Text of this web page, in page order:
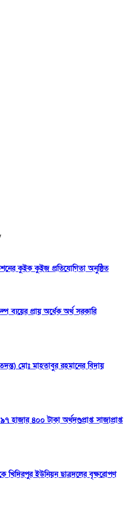
কুইক কুইজ প্রতিযোগিতা অনুষ্ঠিত
ব্যয়ের প্রায় অর্ধেক অর্থ সরকারি
মোঃ মাহতাবুর রহমানের বিদায়
৪০০ টাকা অর্থদণ্ডপ্রাপ্ত সাজাপ্রাপ্ত
খিদিরপুর ইউনিয়ন ছাত্রদলের বৃক্ষরোপণ